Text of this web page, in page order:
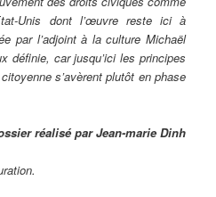
Unis dont l’œuvre reste ici à
par l’adjoint à la culture Michaël
définie, car jusqu’ici les principes
s’avèrent plutôt en phase
réalisé par Jean-marie Dinh